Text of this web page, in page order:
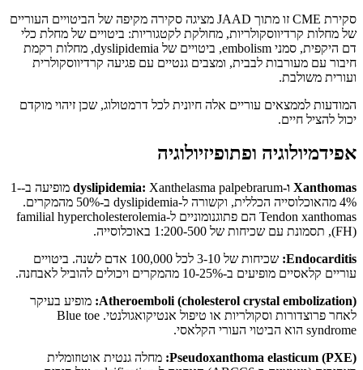
סקירת CME זו מתוך JAAD מציגה סקירה מקיפה של הביטויים העוריים
של מחלות קרדיווסקולריות, מחולקת לקטגוריות: ביטויים של מחלת כלי
דם היקפית, סמני embolism, ביטויים של dyslipidemia, מחלות רקמת
חיבור עם מעורבות לבבית, ומצבים גנטיים עם פגיעה קרדיווסקולרית
ועורית משולבת.
המודעות לממצאים עוריים אלה חיונית לכל דרמטולוג, שכן זיהוי מוקדם
יכול להציל חיים.
אפידמיולוגיה ופתופיזיולוגיה
Xanthomas ו-dyslipidemia:
Xanthelasma palpebrarum מופיעה ב-1-
4% מהאוכלוסייה הכללית, וקשורה ל-dyslipidemia ב-50% מהמקרים.
Tendon xanthomas הם פתוגנומוניים ל-familial hypercholesterolemia
(FH), תסמונת עם שכיחות של 1:200-500 באוכלוסייה.
Endocarditis:
שכיחות של 3-10 לכל 100,000 אדם לשנה. ביטויים
עוריים קלאסיים מופיעים ב-10-25% מהמקרים ויכולים להוביל לאבחנה.
Atheroemboli (cholesterol crystal embolization): מופיע בעיקר
לאחר פרוצדורות וסקולריות או טיפול אנטיקואגולנטי. Blue toe
syndrome הוא הביטוי העורי הקלאסי.
Pseudoxanthoma elasticum (PXE): מחלה גנטית אוטוזומלית